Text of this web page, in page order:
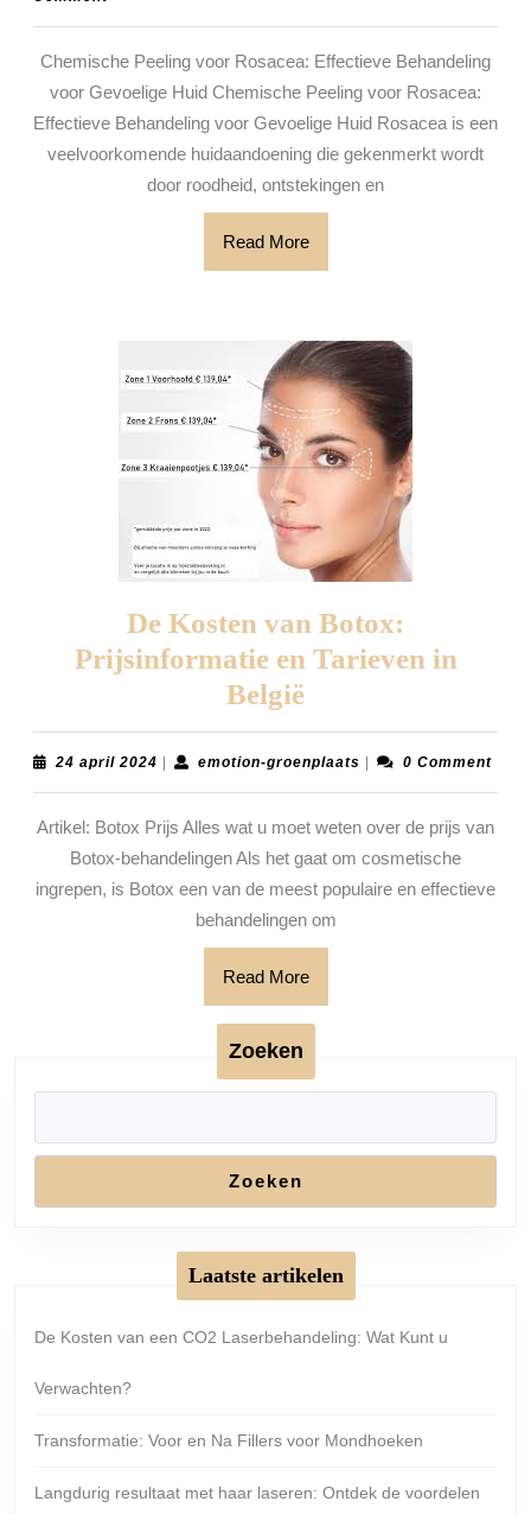
Rosacea:
Verlichting
voor
Gevoelige
Huid
Chemische Peeling voor Rosacea: Effectieve Behandeling
voor Gevoelige Huid Chemische Peeling voor Rosacea:
Effectieve Behandeling voor Gevoelige Huid Rosacea is een
veelvoorkomende huidaandoening die gekenmerkt wordt
door roodheid, ontstekingen en
Read MoreRead
More
De Kosten van Botox:
Prijsinformatie en Tarieven in
BelgiëDe
Kosten
van
Botox:
Prijsinformatie
en
Tarieven
in
België
24 april 2024 24
| emotion-groenplaatsemotion-
| 0 Comment
Artikel: Botox Prijs Alles wat u moet weten over de prijs van
Botox-behandelingen Als het gaat om cosmetische
ingrepen, is Botox een van de meest populaire en effectieve
behandelingen om
Read MoreRead
More
Zoeken
Zoeken
Laatste artikelen
De Kosten van een CO2 Laserbehandeling: Wat Kunt u
Verwachten?
Transformatie: Voor en Na Fillers voor Mondhoeken
Langdurig resultaat met haar laseren: Ontdek de voordelen